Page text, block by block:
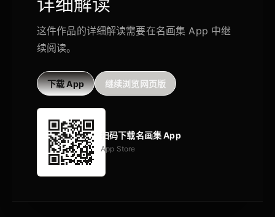
这件作品的详细解读需要在名画集 App 中继
续阅读。
下载 App 继续浏览网页版
扫码下载名画集 App
App Store